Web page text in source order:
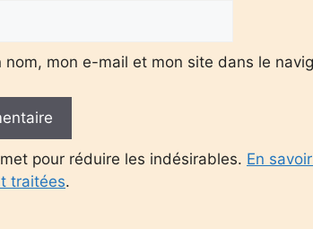
nom, mon e-mail et mon site dans le
pour réduire les indésirables. En
traitées.